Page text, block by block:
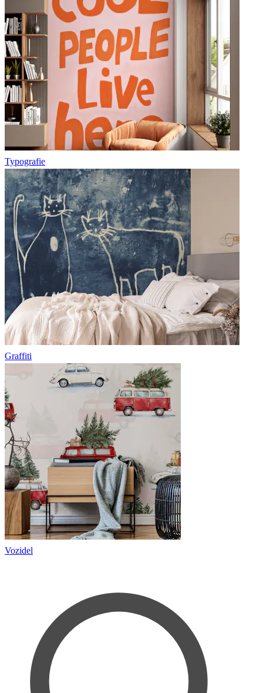
Typografie
Graffiti
Vozidel